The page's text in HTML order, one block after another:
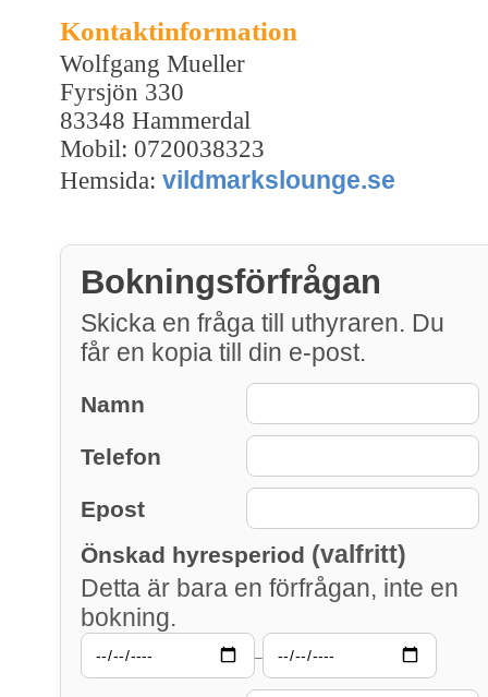
Kontaktinformation
Wolfgang Mueller
Fyrsjön 330
83348 Hammerdal
Mobil: 0720038323
Hemsida: vildmarkslounge.se
Bokningsförfrågan
Skicka en fråga till uthyraren. Du
får en kopia till din e-post.
Namn
Telefon
Epost
Önskad hyresperiod (valfritt)
Detta är bara en förfrågan, inte en
bokning.
–